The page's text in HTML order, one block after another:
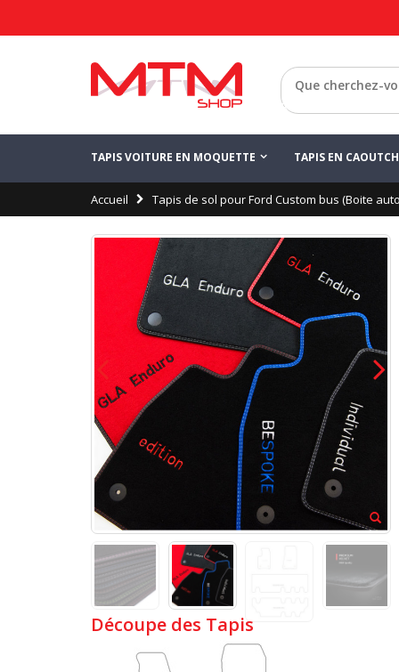
Retour
TAPIS VOITURE EN MOQUETTE TAPIS EN
Accueil Tapis de sol pour Ford Custom bus (Boite
Découpe des Tapis